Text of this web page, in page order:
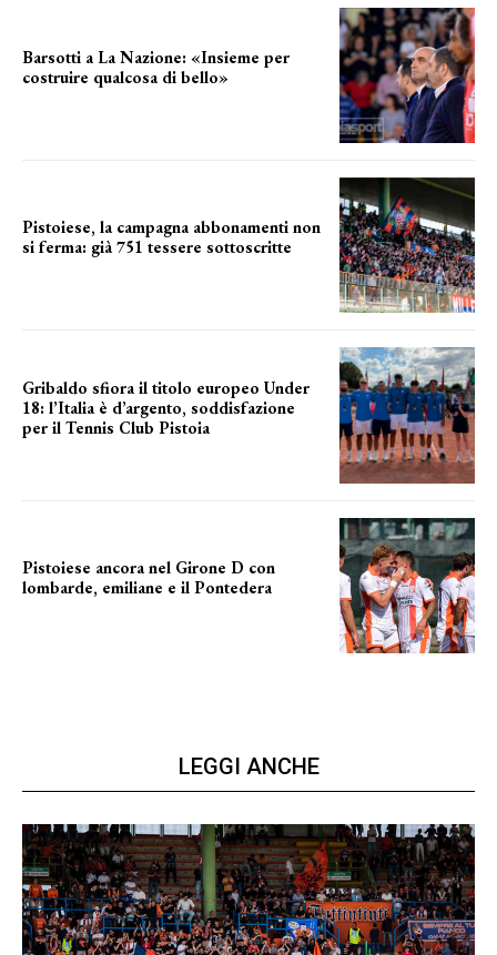
Barsotti a La Nazione: «Insieme per
costruire qualcosa di bello»
Pistoiese, la campagna abbonamenti non
si ferma: già 751 tessere sottoscritte
Gribaldo sfiora il titolo europeo Under
18: l’Italia è d’argento, soddisfazione
per il Tennis Club Pistoia
Pistoiese ancora nel Girone D con
lombarde, emiliane e il Pontedera
LEGGI ANCHE